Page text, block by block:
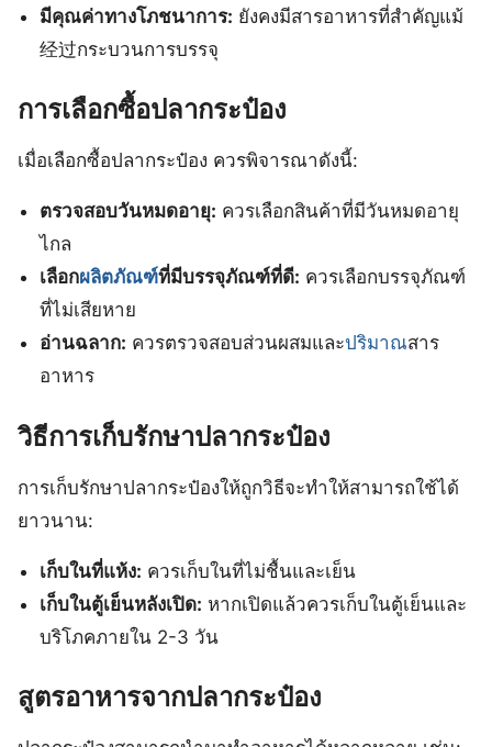
มีคุณค่าทางโภชนาการ: ยังคงมีสารอาหารที่สำคัญแม้
经过กระบวนการบรรจุ
การเลือกซื้อปลากระป๋อง
เมื่อเลือกซื้อปลากระป๋อง ควรพิจารณาดังนี้:
ตรวจสอบวันหมดอายุ: ควรเลือกสินค้าที่มีวันหมดอายุ
ไกล
เลือกผลิตภัณฑ์ที่มีบรรจุภัณฑ์ที่ดี: ควรเลือกบรรจุภัณฑ์
ที่ไม่เสียหาย
อ่านฉลาก: ควรตรวจสอบส่วนผสมและปริมาณสาร
อาหาร
วิธีการเก็บรักษาปลากระป๋อง
การเก็บรักษาปลากระป๋องให้ถูกวิธีจะทำให้สามารถใช้ได้
ยาวนาน:
เก็บในที่แห้ง: ควรเก็บในที่ไม่ชื้นและเย็น
เก็บในตู้เย็นหลังเปิด: หากเปิดแล้วควรเก็บในตู้เย็นและ
บริโภคภายใน 2-3 วัน
สูตรอาหารจากปลากระป๋อง